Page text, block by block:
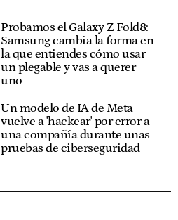
Probamos el Galaxy Z Fold8:
Samsung cambia la forma en
la que entiendes cómo usar
un plegable y vas a querer
uno
Un modelo de IA de Meta
vuelve a 'hackear' por error a
una compañía durante unas
pruebas de ciberseguridad